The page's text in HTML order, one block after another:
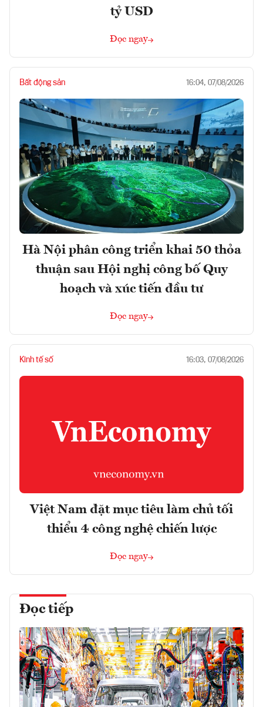
tỷ USD
Đọc ngay
Bất động sản 16:04, 07/08/2026
Hà Nội phân công triển khai 50 thỏa
thuận sau Hội nghị công bố Quy
hoạch và xúc tiến đầu tư
Đọc ngay
Kinh tế số 16:03, 07/08/2026
Việt Nam đặt mục tiêu làm chủ tối
thiểu 4 công nghệ chiến lược
Đọc ngay
Đọc tiếp